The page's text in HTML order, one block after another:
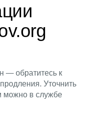
— обратитесь к
Уточнить
можно в службе